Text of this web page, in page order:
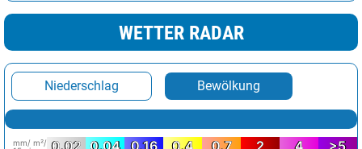
WETTER RADAR
Niederschlag Bewölkung
mm/ m²/